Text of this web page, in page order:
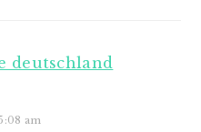
deutschland
am